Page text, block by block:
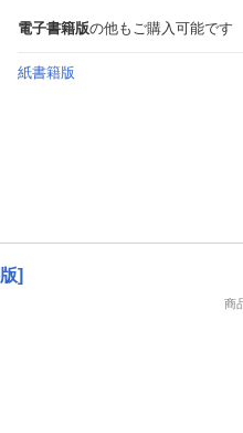
電子書籍版の他もご購入可能です
紙書籍版
]
商